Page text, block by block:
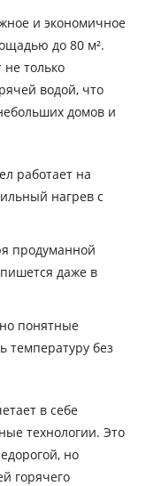
и экономичное
до 80 м².
не только
водой, что
домов и
работает на
нагрев с
продуманной
даже в
понятные
температуру без
в себе
технологии. Это
но
горячего